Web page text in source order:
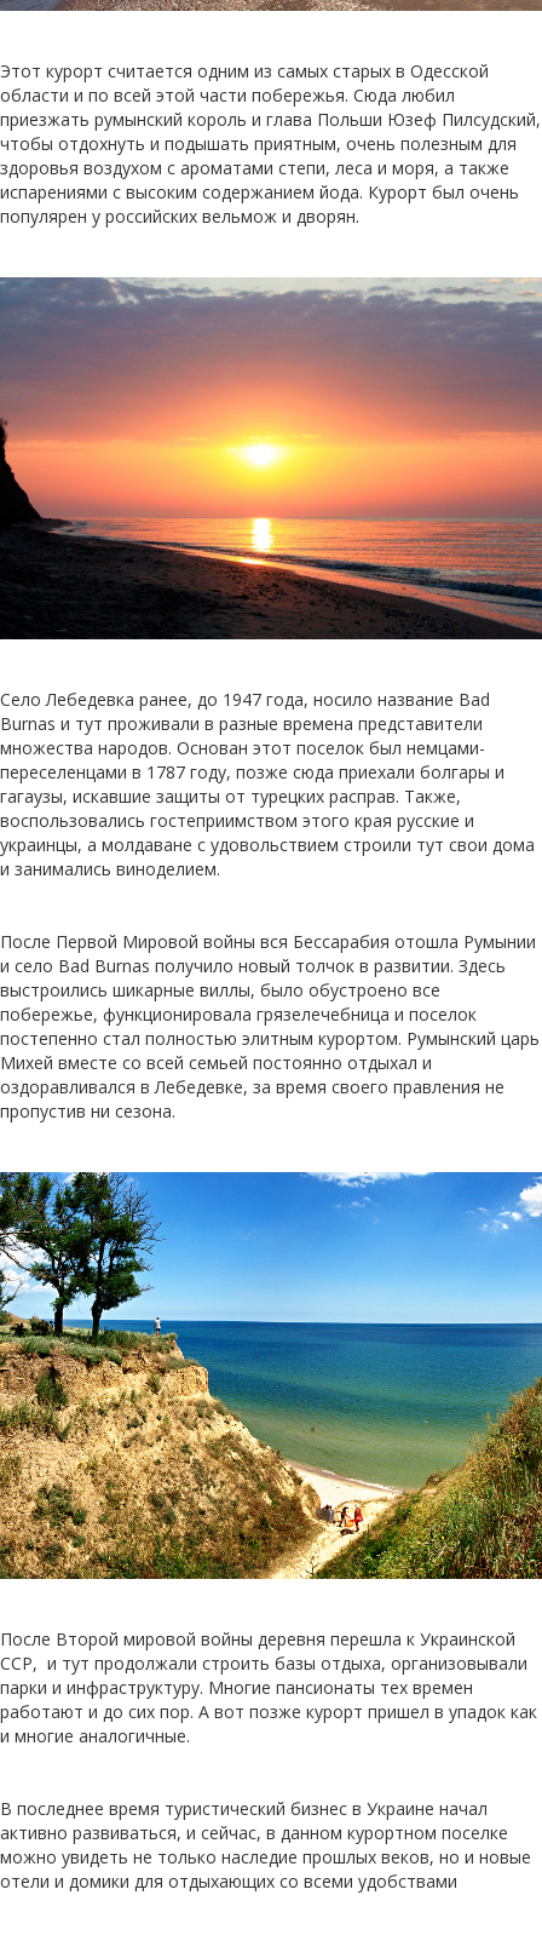
Этот курорт считается одним из самых старых в Одесской
области и по всей этой части побережья. Сюда любил
приезжать румынский король и глава Польши Юзеф Пилсудский,
чтобы отдохнуть и подышать приятным, очень полезным для
здоровья воздухом с ароматами степи, леса и моря, а также
испарениями с высоким содержанием йода. Курорт был очень
популярен у российских вельмож и дворян.
Село Лебедевка ранее, до 1947 года, носило название Bad
Burnas и тут проживали в разные времена представители
множества народов. Основан этот поселок был немцами-
переселенцами в 1787 году, позже сюда приехали болгары и
гагаузы, искавшие защиты от турецких расправ. Также,
воспользовались гостеприимством этого края русские и
украинцы, а молдаване с удовольствием строили тут свои дома
и занимались виноделием.
После Первой Мировой войны вся Бессарабия отошла Румынии
и село Bad Burnas получило новый толчок в развитии. Здесь
выстроились шикарные виллы, было обустроено все
побережье, функционировала грязелечебница и поселок
постепенно стал полностью элитным курортом. Румынский царь
Михей вместе со всей семьей постоянно отдыхал и
оздоравливался в Лебедевке, за время своего правления не
пропустив ни сезона.
После Второй мировой войны деревня перешла к Украинской
ССР, и тут продолжали строить базы отдыха, организовывали
парки и инфраструктуру. Многие пансионаты тех времен
работают и до сих пор. А вот позже курорт пришел в упадок как
и многие аналогичные.
В последнее время туристический бизнес в Украине начал
активно развиваться, и сейчас, в данном курортном поселке
можно увидеть не только наследие прошлых веков, но и новые
отели и домики для отдыхающих со всеми удобствами